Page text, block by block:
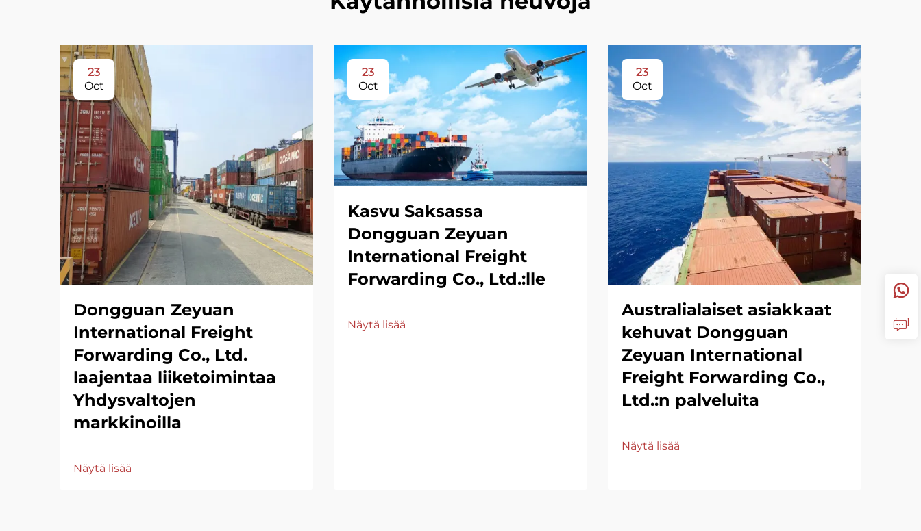
23
Oct
Dongguan Zeyuan
International Freight
Forwarding Co., Ltd.
laajentaa liiketoimintaa
Yhdysvaltojen
markkinoilla
Näytä lisää
23
Oct
Kasvu Saksassa
Dongguan Zeyuan
International Freight
Forwarding Co., Ltd.:lle
Näytä lisää
23
Oct
Australialaiset asiakkaat
kehuvat Dongguan
Zeyuan International
Freight Forwarding Co.,
Ltd.:n palveluita
Näytä lisää